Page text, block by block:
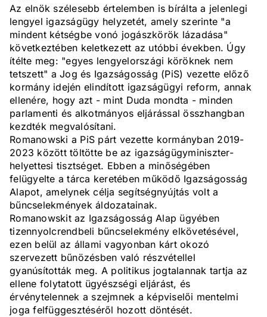
Az elnök szélesebb értelemben is bírálta a jelenlegi
lengyel igazságügy helyzetét, amely szerinte "a
mindent kétségbe vonó jogászkörök lázadása"
következtében keletkezett az utóbbi években. Úgy
ítélte meg: "egyes lengyelországi köröknek nem
tetszett" a Jog és Igazságosság (PiS) vezette előző
kormány idején elindított igazságügyi reform, annak
ellenére, hogy azt - mint Duda mondta - minden
parlamenti és alkotmányos eljárással összhangban
kezdték megvalósítani.
Romanowski a PiS párt vezette kormányban 2019-
2023 között töltötte be az igazságügyminiszter-
helyettesi tisztséget. Ebben a minőségében
felügyelte a tárca keretében működő Igazságosság
Alapot, amelynek célja segítségnyújtás volt a
bűncselekmények áldozatainak.
Romanowskit az Igazságosság Alap ügyében
tizennyolcrendbeli bűncselekmény elkövetésével,
ezen belül az állami vagyonban kárt okozó
szervezett bűnözésben való részvétellel
gyanúsították meg. A politikus jogtalannak tartja az
ellene folytatott ügyészségi eljárást, és
érvénytelennek a szejmnek a képviselői mentelmi
joga felfüggesztéséről hozott döntését.